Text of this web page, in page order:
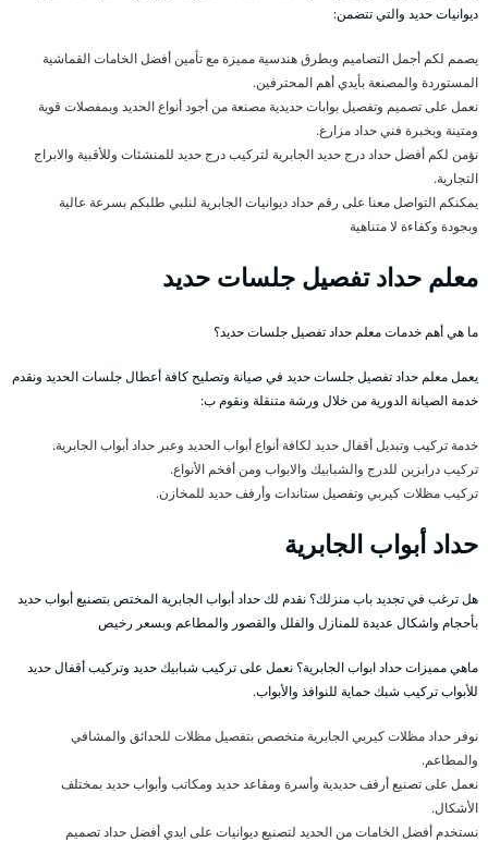
ديوانيات حديد والتي تتضمن:
يصمم لكم أجمل التصاميم وبطرق هندسية مميزة مع تأمين أفضل الخامات القماشية
المستوردة والمصنعة بأيدي أهم المحترفين.
نعمل على تصميم وتفصيل بوابات حديدية مصنعة من أجود أنواع الحديد وبمفصلات قوية
ومتينة وبخبرة فني حداد مزارع.
نؤمن لكم أفضل حداد درج حديد الجابرية لتركيب درج حديد للمنشئات وللأقبية والابراج
التجارية.
يمكنكم التواصل معنا على رقم حداد ديوانيات الجابرية لنلبي طلبكم بسرعة عالية
وبجودة وكفاءة لا متناهية
معلم حداد تفصيل جلسات حديد
ما هي أهم خدمات معلم حداد تفصيل جلسات حديد؟
يعمل معلم حداد تفصيل جلسات حديد في صيانة وتصليح كافة أعطال جلسات الحديد ونقدم
خدمة الصيانة الدورية من خلال ورشة متنقلة ونقوم ب:
خدمة تركيب وتبديل أقفال حديد لكافة أنواع أبواب الحديد وعبر حداد أبواب الجابرية.
تركيب درابزين للدرج والشبابيك والابواب ومن أفخم الأنواع.
تركيب مظلات كيربي وتفصيل ستاندات وأرفف حديد للمخازن.
حداد أبواب الجابرية
هل ترغب في تجديد باب منزلك؟ نقدم لك حداد أبواب الجابرية المختص بتصنيع أبواب حديد
بأحجام واشكال عديدة للمنازل والفلل والقصور والمطاعم وبسعر رخيص
ماهي مميزات حداد ابواب الجابرية؟ نعمل على تركيب شبابيك حديد وتركيب أقفال حديد
للأبواب تركيب شبك حماية للنوافذ والأبواب.
نوفر حداد مظلات كيربي الجابرية متخصص بتفصيل مظلات للحدائق والمشافي
والمطاعم.
نعمل على تصنيع أرفف حديدية وأسرة ومقاعد حديد ومكاتب وأبواب حديد بمختلف
الأشكال.
نستخدم أفضل الخامات من الحديد لتصنيع ديوانيات على ايدي أفضل حداد تصميم